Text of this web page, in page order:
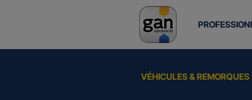
VÉHICULES & REMORQUES